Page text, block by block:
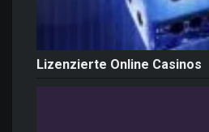
Lizenzierte Online Casinos